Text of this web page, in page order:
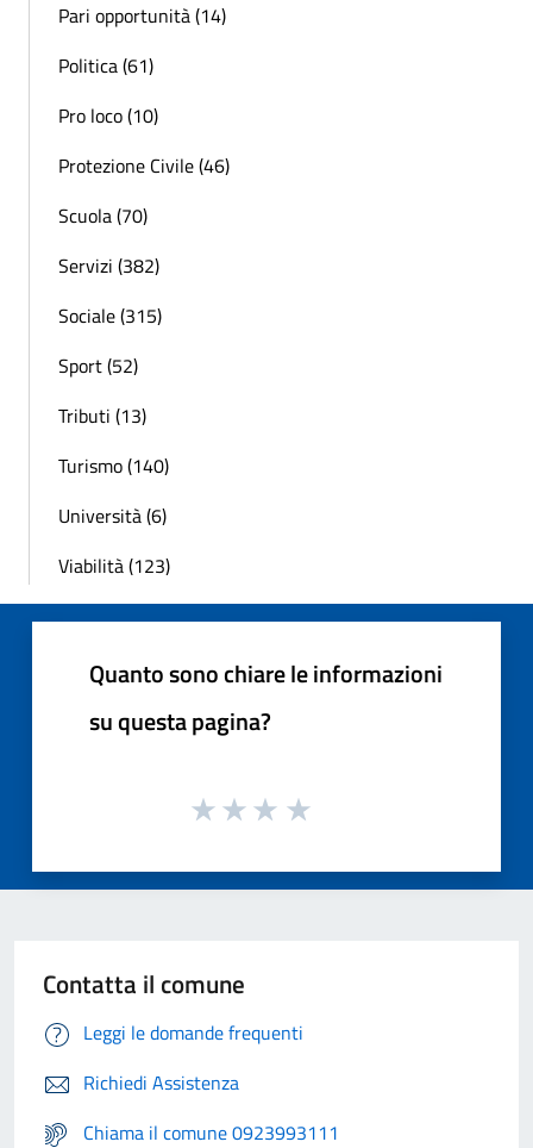
Pari opportunità (14)
Politica (61)
Pro loco (10)
Protezione Civile (46)
Scuola (70)
Servizi (382)
Sociale (315)
Sport (52)
Tributi (13)
Turismo (140)
Università (6)
Viabilità (123)
Quanto sono chiare le informazioni
su questa pagina?
Contatta il comune
Leggi le domande frequenti
Richiedi Assistenza
Chiama il comune 0923993111